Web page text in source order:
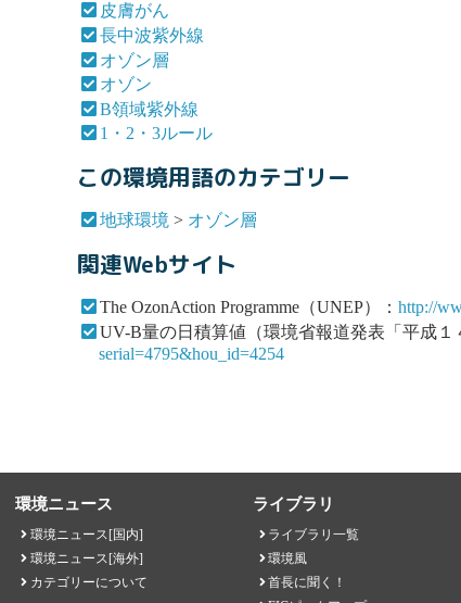
皮膚がん
長中波紫外線
オゾン層
オゾン
B領域紫外線
1・2・3ルール
この環境用語のカテゴリー
地球環境 > オゾン層
関連Webサイト
The OzonAction Programme（UNEP）：http://
UV-B量の日積算値（環境省報道発表「平成
serial=4795&hou_id=4254
環境ニュース
環境ニュース[国内]
環境ニュース[海外]
カテゴリーについて
ライブラリ
ライブラリ一覧
環境風
首長に聞く！